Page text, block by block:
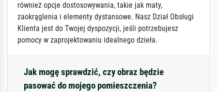
również opcje dostosowywania, takie jak maty,
zaokrąglenia i elementy dystansowe. Nasz Dział Obsługi
Klienta jest do Twojej dyspozycji, jeśli potrzebujesz
pomocy w zaprojektowaniu idealnego dzieła.
Jak mogę sprawdzić, czy obraz będzie
pasować do mojego pomieszczenia?